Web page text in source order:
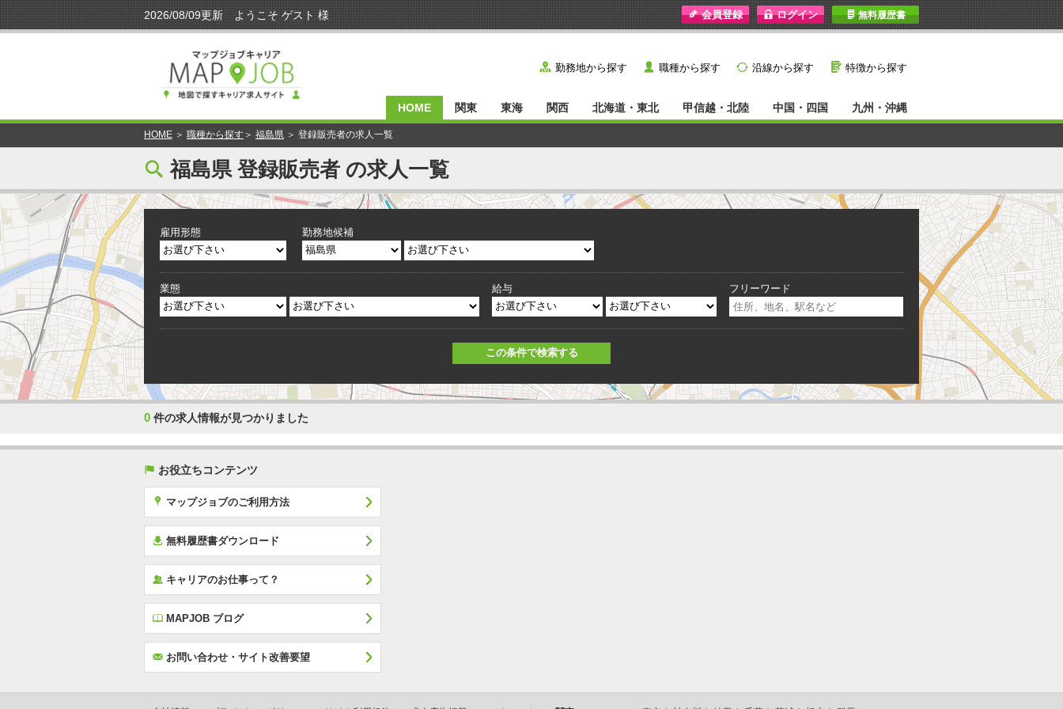
I 無料履歴書
y 勤務地から探す ˙ 職種から探す } 沿線から探す G 特徴から探す
HOME 関東 東海 関西 北海道・東北 甲信越・北陸 中国・四国 九州・沖縄
HOME ＞ 職種から探す ＞ 福島県 ＞ 登録販売者の求人一覧
[ 福島県 登録販売者 の求人一覧
雇用形態 勤務地候補
業態 給与 フリーワード
0 件の求人情報が見つかりました
( お役立ちコンテンツ
x マップジョブのご利用方法
í 無料履歴書ダウンロード
‰ キャリアのお仕事って？
E MAPJOB ブログ
F お問い合わせ・サイト改善要望